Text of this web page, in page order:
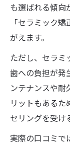
も選ばれる傾向
「セラミック
がえます。
ただし、セラミ
歯への負担が発
ンテナンスや耐
リットもある
セリングを受け
実際の口コミで